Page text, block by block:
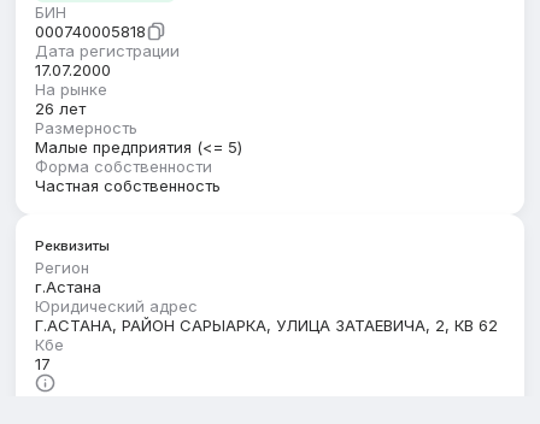
БИН
000740005818
Дата регистрации
17.07.2000
На рынке
26 лет
Размерность
Малые предприятия (<= 5)
Форма собственности
Частная собственность
Реквизиты
Регион
г.Астана
Юридический адрес
Г.АСТАНА, РАЙОН САРЫАРКА, УЛИЦА ЗАТАЕВИЧА, 2, КВ 62
Кбе
17